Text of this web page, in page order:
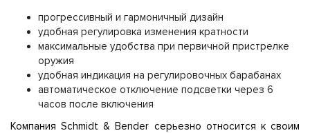
прогрессивный и гармоничный дизайн
удобная регулировка изменения кратности
максимальные удобства при первичной пристрелке
оружия
удобная индикация на регулировочных барабанах
автоматическое отключение подсветки через 6
часов после включения
Компания Schmidt & Bender серьезно относится к своим